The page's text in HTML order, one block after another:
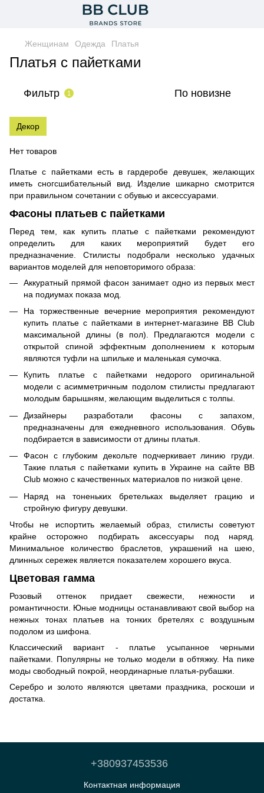
Женщинам Одежда Платья
Платья с пайетками
Фильтр 1 По новизне
Декор
Нет товаров
Платье с пайетками есть в гардеробе девушек, желающих
иметь сногсшибательный вид. Изделие шикарно смотрится
при правильном сочетании с обувью и аксессуарами.
Фасоны платьев с пайетками
Перед тем, как купить платье с пайетками рекомендуют
определить для каких мероприятий будет его
предназначение. Стилисты подобрали несколько удачных
вариантов моделей для неповторимого образа:
Аккуратный прямой фасон занимает одно из первых мест
на подиумах показа мод.
На торжественные вечерние мероприятия рекомендуют
купить платье с пайетками в интернет-магазине BB Club
максимальной длины (в пол). Предлагаются модели с
открытой спиной эффектным дополнением к которым
являются туфли на шпильке и маленькая сумочка.
Купить платье с пайетками недорого оригинальной
модели с асимметричным подолом стилисты предлагают
молодым барышням, желающим выделиться с толпы.
Дизайнеры разработали фасоны с запахом,
предназначены для ежедневного использования. Обувь
подбирается в зависимости от длины платья.
Фасон с глубоким декольте подчеркивает линию груди.
Такие платья с пайетками купить в Украине на сайте BB
Club можно с качественных материалов по низкой цене.
Наряд на тоненьких бретельках выделяет грацию и
стройную фигуру девушки.
Чтобы не испортить желаемый образ, стилисты советуют
крайне осторожно подбирать аксессуары под наряд.
Минимальное количество браслетов, украшений на шею,
длинных сережек является показателем хорошего вкуса.
Цветовая гамма
Розовый оттенок придает свежести, нежности и
романтичности. Юные модницы останавливают свой выбор на
нежных тонах платьев на тонких бретелях с воздушным
подолом из шифона.
Классический вариант - платье усыпанное черными
пайетками. Популярны не только модели в обтяжку. На пике
моды свободный покрой, неординарные платья-рубашки.
Серебро и золото являются цветами праздника, роскоши и
достатка.
+380937453536
Контактная информация